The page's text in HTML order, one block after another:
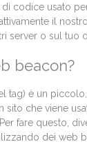
codice usato
il
server o sul tuo
beacon?
tag) è un
sito che viene
fare questo,
dei web